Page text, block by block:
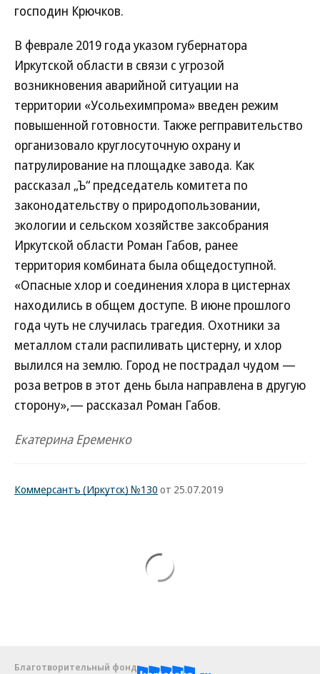
господин Крючков.
В феврале 2019 года указом губернатора
Иркутской области в связи с угрозой
возникновения аварийной ситуации на
территории «Усольехимпрома» введен режим
повышенной готовности. Также регправительство
организовало круглосуточную охрану и
патрулирование на площадке завода. Как
рассказал „Ъ“ председатель комитета по
законодательству о природопользовании,
экологии и сельском хозяйстве заксобрания
Иркутской области Роман Габов, ранее
территория комбината была общедоступной.
«Опасные хлор и соединения хлора в цистернах
находились в общем доступе. В июне прошлого
года чуть не случилась трагедия. Охотники за
металлом стали распиливать цистерну, и хлор
вылился на землю. Город не пострадал чудом —
роза ветров в этот день была направлена в другую
сторону»,— рассказал Роман Габов.
Екатерина Еременко
Коммерсантъ (Иркутск) №130 от 25.07.2019
Благотворительный фонд